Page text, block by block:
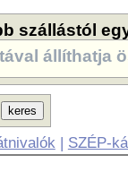
szállástól
állíthatja
| SZÉP-